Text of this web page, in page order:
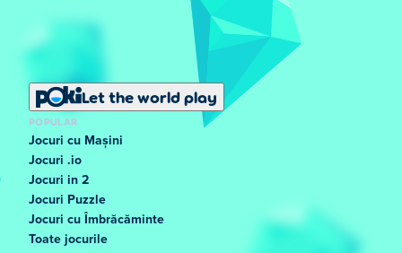
Let the world play
POPULAR
Jocuri cu Mașini
Jocuri .io
Jocuri in 2
Jocuri Puzzle
Jocuri cu Îmbrăcăminte
Toate jocurile